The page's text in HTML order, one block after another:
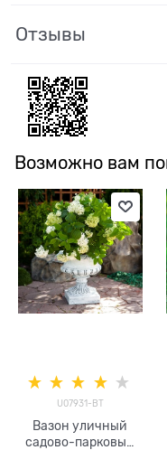
Отзывы
Возможно вам
U07931-BT
Вазон уличный
садово-парковый